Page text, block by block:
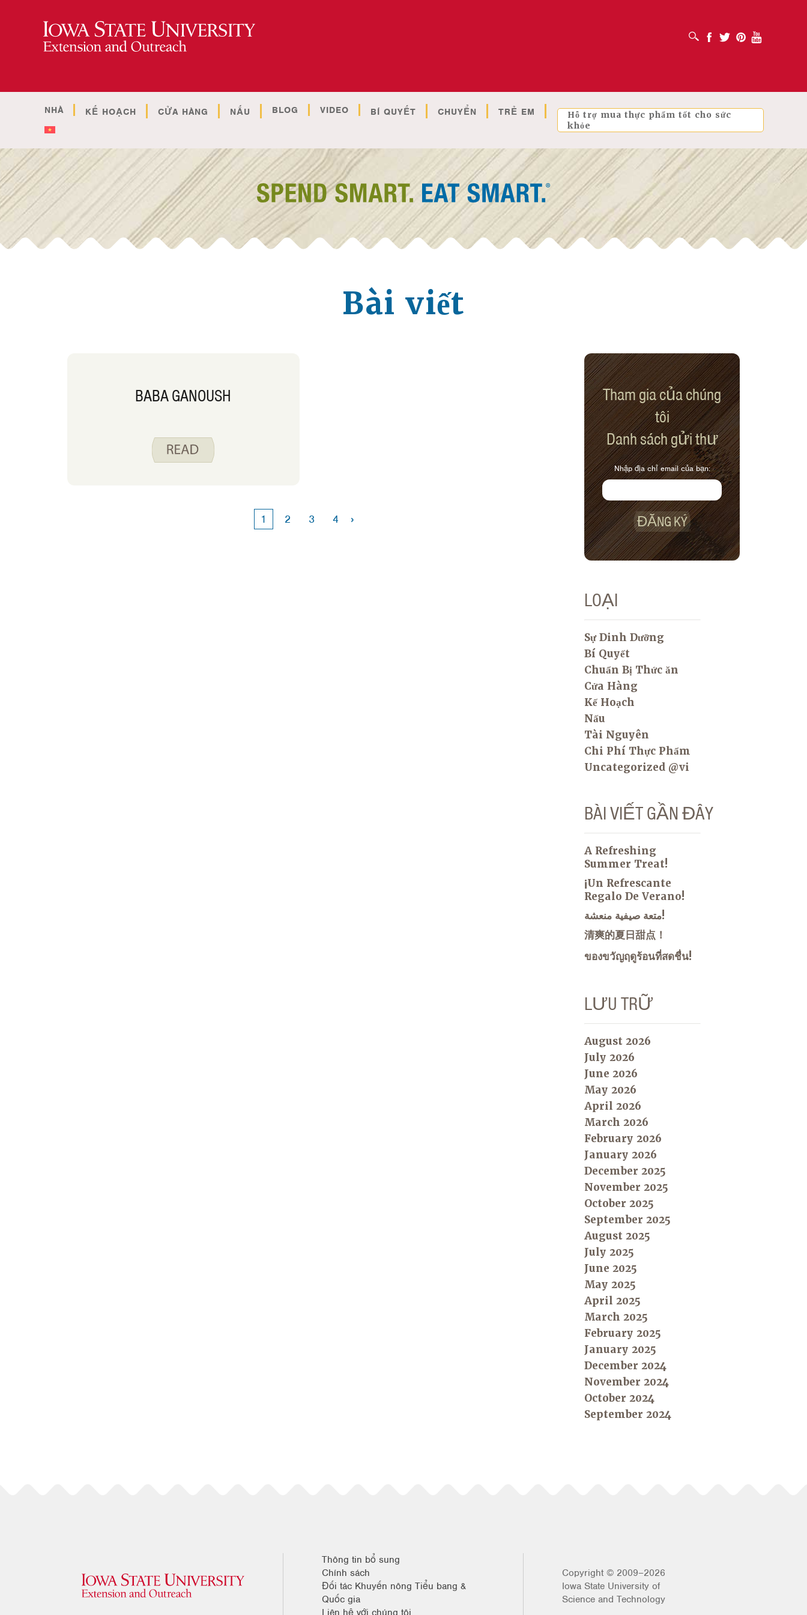
MỞ HỘP TÌM KIẾM Facebook
Twitter PinterestYoutube
NHÀ KẾ HOẠCH CỬA HÀNG NẤU BLOG VIDEO BÍ QUYẾT CHUYỂN TRẺ EM
Hỗ trợ mua thực phẩm tốt cho sức
khỏe
Bài viết
BABA GANOUSH
1 2 3 4 ›
Tham gia của chúng
tôi
Danh sách gửi thư
Nhập địa chỉ email của bạn:
ĐĂNG KÝ
LOẠI
Sự Dinh Dưỡng
Bí Quyết
Chuẩn Bị Thức ăn
Cửa Hàng
Kế Hoạch
Nấu
Tài Nguyên
Chi Phí Thực Phẩm
Uncategorized @vi
BÀI VIẾT GẦN ĐÂY
A Refreshing
Summer Treat!
¡Un Refrescante
Regalo De Verano!
متعة صيفية منعشة!
清爽的夏日甜点！
ของขวัญฤดูร้อนที่สดชื่น!
LƯU TRỮ
August 2026
July 2026
June 2026
May 2026
April 2026
March 2026
February 2026
January 2026
December 2025
November 2025
October 2025
September 2025
August 2025
July 2025
June 2025
May 2025
April 2025
March 2025
February 2025
January 2025
December 2024
November 2024
October 2024
September 2024
Thông tin bổ sung
Chính sách
Đối tác Khuyến nông Tiểu bang &
Quốc gia
Liên hệ với chúng tôi
Copyright © 2009–2026
Iowa State University of
Science and Technology